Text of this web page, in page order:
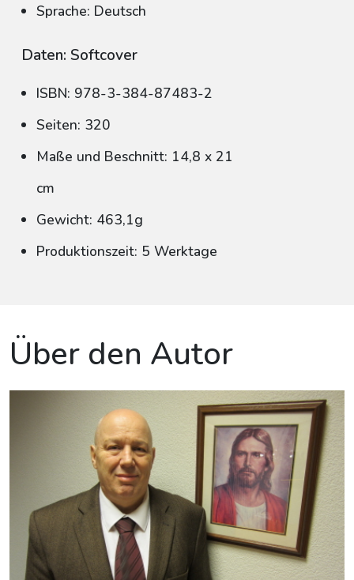
Sprache: Deutsch
Daten: Softcover
ISBN: 978-3-384-87483-2
Seiten: 320
Maße und Beschnitt: 14,8 x 21
cm
Gewicht: 463,1g
Produktionszeit: 5 Werktage
Über den Autor